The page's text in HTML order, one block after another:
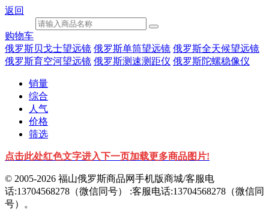
返回
购物车
俄罗斯贝戈士望远镜 俄罗斯单筒望远镜 俄罗斯全天候望远镜
俄罗斯育空河望远镜 俄罗斯测速测距仪 俄罗斯陀螺稳像仪
销量
综合
人气
价格
筛选
点击此处红色文字进入下一页加载更多商品图片!
© 2005-2026 福山俄罗斯商品网手机版商城/客服电
话:13704568278（微信同号） :客服电话:13704568278（微信同
号）。